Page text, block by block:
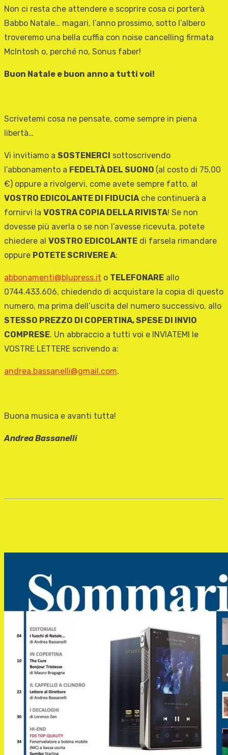
Non ci resta che attendere e scoprire cosa ci porterà
Babbo Natale… magari, l’anno prossimo, sotto l’albero
troveremo una bella cuffia con noise cancelling firmata
McIntosh o, perché no, Sonus faber!
Buon Natale e buon anno a tutti voi!
Scrivetemi cosa ne pensate, come sempre in piena
libertà…
Vi invitiamo a SOSTENERCI sottoscrivendo
l’abbonamento a FEDELTÀ DEL SUONO (al costo di 75,00
€) oppure a rivolgervi, come avete sempre fatto, al
VOSTRO EDICOLANTE DI FIDUCIAche continuerà a
fornirvi la VOSTRA COPIA DELLA RIVISTA! Se non
dovesse più averla o se non l’avesse ricevuta, potete
chiedere al VOSTRO EDICOLANTE di farsela rimandare
oppure POTETE SCRIVERE A:
abbonamenti@blupress.it o TELEFONARE allo
0744.433.606, chiedendo di acquistare la copia di questo
numero, ma prima dell’uscita del numero successivo, allo
STESSO PREZZO DI COPERTINA, SPESE DI INVIO
COMPRESE. Un abbraccio a tutti voi e INVIATEMI le
VOSTRE LETTERE scrivendo a:
andrea.bassanelli@gmail.com.
Buona musica e avanti tutta!
Andrea Bassanelli